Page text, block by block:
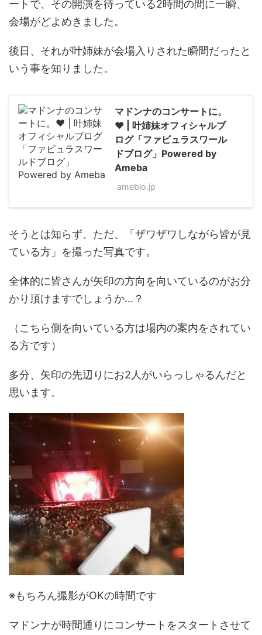
ートで、その開演を待っている2時間の間に一瞬、
会場がどよめきました。
後日、それが叶姉妹が会場入りされた瞬間だったと
いう事を知りました。
マドンナのコンサートに。
❤️ | 叶姉妹オフィシャルブ
ログ「ファビュラスワール
ドブログ」Powered by
Ameba
ameblo.jp
そうとは知らず、ただ、「ザワザワしながら皆が見
ている方」を撮った写真です。
全体的に皆さんが矢印の方向を向いているのがお分
かり頂けますでしょうか…？
（こちら側を向いている方は場内の案内をされてい
る方です）
多分、矢印の先辺りにお2人がいらっしゃるんだと
思います。
※もちろん撮影がOKの時間です
マドンナが時間通りにコンサートをスタートさせて